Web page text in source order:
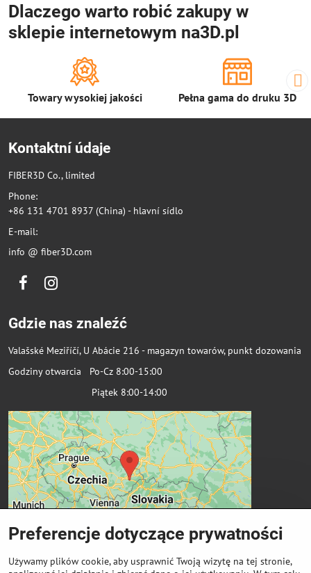
Dlaczego warto robić zakupy w
sklepie internetowym na3D.pl
Towary wysokiej jakości Pełna gama do druku 3D
Kontaktní údaje
FIBER3D Co., limited
Phone:
+86 131 4701 8937 (China) - hlavní sídlo
E-mail:
info @ fiber3D.com
FacebookInstagram
Gdzie nas znaleźć
Valašské Meziříčí, U Abácie 216 - magazyn towarów, punkt dozowania
Godziny otwarcia Po-Cz 8:00-15:00
Piątek 8:00-14:00
Preferencje dotyczące prywatności
Używamy plików cookie, aby usprawnić Twoją wizytę na tej stronie,